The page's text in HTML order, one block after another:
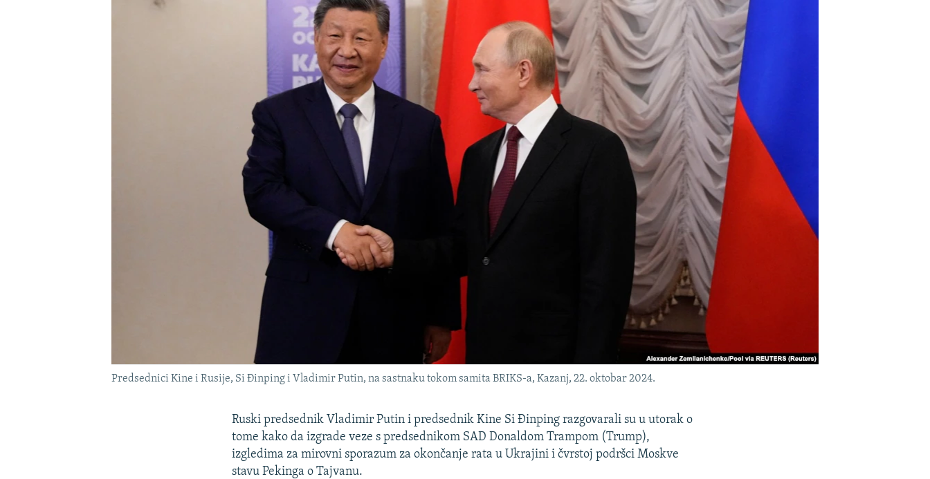
Predsednici Kine i Rusije, Si Đinping i Vladimir Putin, na sastnaku tokom samita BRIKS-a, Kazanj, 22. oktobar 2024.
Ruski predsednik Vladimir Putin i predsednik Kine Si Đinping razgovarali su u utorak o
tome kako da izgrade veze s predsednikom SAD Donaldom Trampom (Trump),
izgledima za mirovni sporazum za okončanje rata u Ukrajini i čvrstoj podršci Moskve
stavu Pekinga o Tajvanu.